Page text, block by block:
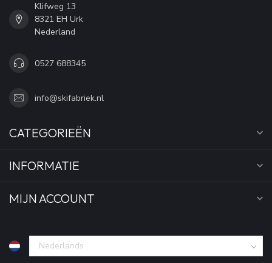
Klifweg 13
8321 EH Urk
Nederland
0527 688345
info@skifabriek.nl
CATEGORIEËN
INFORMATIE
MIJN ACCOUNT